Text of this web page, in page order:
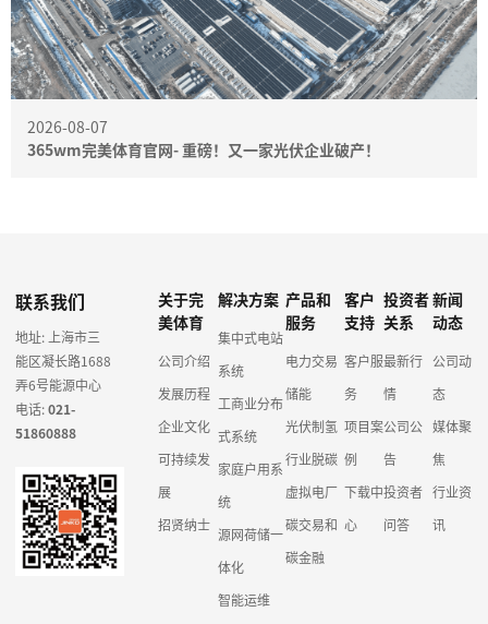
2026-08-07
365wm完美体育官网- 重磅！又一家光伏企业破产！
联系我们
地址: 上海市三
能区凝长路1688
弄6号能源中心
电话:021-
51860888
关于完
美体育
公司介绍
发展历程
企业文化
可持续发
展
招贤纳士
解决方案
集中式电站
系统
工商业分布
式系统
家庭户用系
统
源网荷储一
体化
智能运维
产品和
服务
电力交易
储能
光伏制氢
行业脱碳
虚拟电厂
碳交易和
碳金融
客户
支持
客户服
务
项目案
例
下载中
心
投资者
关系
最新行
情
公司公
告
投资者
问答
新闻
动态
公司动
态
媒体聚
焦
行业资
讯